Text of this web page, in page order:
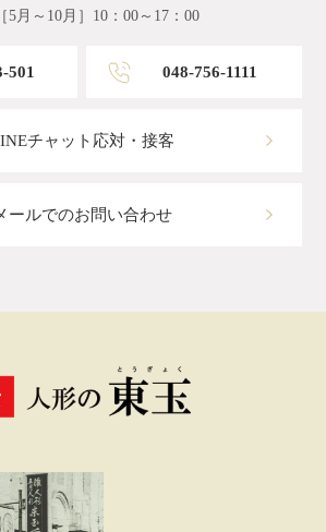
［5月～10月］10：00～17：00
501 048-756-1111
チャット応対・接客
ールでのお問い合わせ